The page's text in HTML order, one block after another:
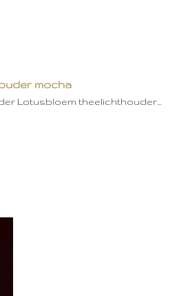
mocha
Lotusbloem theelichthouder…